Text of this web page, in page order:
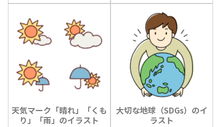
天気マーク「晴れ」「くも
り」「雨」のイラスト
大切な地球（SDGs）のイ
ラスト